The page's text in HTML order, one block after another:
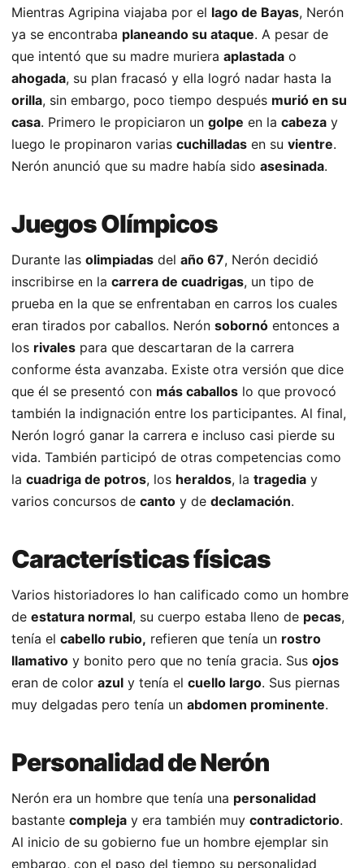
Mientras Agripina viajaba por el lago de Bayas, Nerón
ya se encontraba planeando su ataque. A pesar de
que intentó que su madre muriera aplastada o
ahogada, su plan fracasó y ella logró nadar hasta la
orilla, sin embargo, poco tiempo después murió en su
casa. Primero le propiciaron un golpe en la cabeza y
luego le propinaron varias cuchilladas en su vientre.
Nerón anunció que su madre había sido asesinada.
Juegos Olímpicos
Durante las olimpiadas del año 67, Nerón decidió
inscribirse en la carrera de cuadrigas, un tipo de
prueba en la que se enfrentaban en carros los cuales
eran tirados por caballos. Nerón sobornó entonces a
los rivales para que descartaran de la carrera
conforme ésta avanzaba. Existe otra versión que dice
que él se presentó con más caballos lo que provocó
también la indignación entre los participantes. Al final,
Nerón logró ganar la carrera e incluso casi pierde su
vida. También participó de otras competencias como
la cuadriga de potros, los heraldos, la tragedia y
varios concursos de canto y de declamación.
Características físicas
Varios historiadores lo han calificado como un hombre
de estatura normal, su cuerpo estaba lleno de pecas,
tenía el cabello rubio, refieren que tenía un rostro
llamativo y bonito pero que no tenía gracia. Sus ojos
eran de color azul y tenía el cuello largo. Sus piernas
muy delgadas pero tenía un abdomen prominente.
Personalidad de Nerón
Nerón era un hombre que tenía una personalidad
bastante compleja y era también muy contradictorio.
Al inicio de su gobierno fue un hombre ejemplar sin
embargo, con el paso del tiempo su personalidad